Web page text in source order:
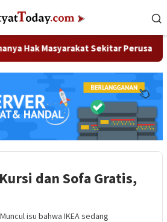
Hak Masyarakat Sekitar Perusahaan
dan Sofa Gratis,
isu bahwa IKEA sedang